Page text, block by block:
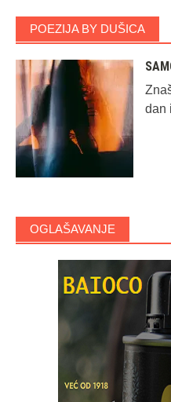
POEZIJA BY DUŠICA
dan
OGLAŠAVANJE